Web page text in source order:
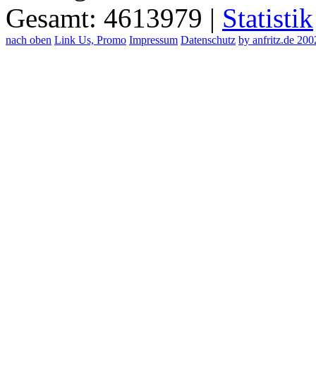
Gesamt: 4613979 | Statistik
nach oben Link Us, Promo Impressum Datenschutz by anfritz.de